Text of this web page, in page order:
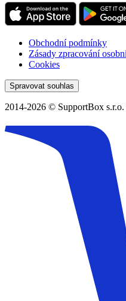
Obchodní podmínky
Zásady zpracování
Cookies
Spravovat souhlas
2014-2026 © SupportBox s.r.o.